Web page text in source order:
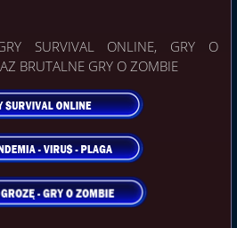
SURVIVAL ONLINE, GRY O
BRUTALNE GRY O ZOMBIE